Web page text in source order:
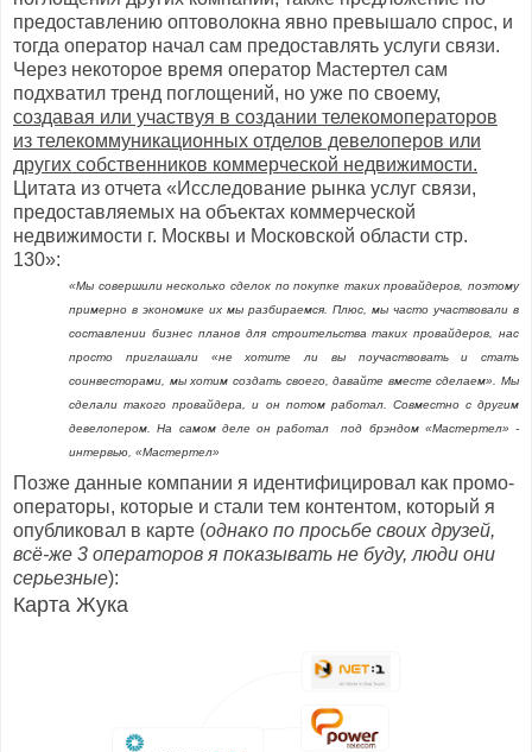
предоставлению оптоволокна явно превышало спрос, и
тогда оператор начал сам предоставлять услуги связи.
Через некоторое время оператор Мастертел сам
подхватил тренд поглощений, но уже по своему,
создавая или участвуя в создании телекомоператоров
из телекоммуникационных отделов девелоперов или
других собственников коммерческой недвижимости.
Цитата из отчета «Исследование рынка услуг связи,
предоставляемых на объектах коммерческой
недвижимости г. Москвы и Московской области стр.
130»:
«Мы совершили несколько сделок по покупке таких провайдеров, поэтому
примерно в экономике их мы разбираемся. Плюс, мы часто участвовали в
составлении бизнес планов для строительства таких провайдеров, нас
просто приглашали «не хотите ли вы поучаствовать и стать
соинвесторами, мы хотим создать своего, давайте вместе сделаем». Мы
сделали такого провайдера, и он потом работал. Совместно с другим
девелопером. На самом деле он работал под брэндом «Мастертел» -
интервью, «Мастертел»
Позже данные компании я идентифицировал как промо-
операторы, которые и стали тем контентом, который я
опубликовал в карте (однако по просьбе своих друзей,
всё-же 3 операторов я показывать не буду, люди они
серьезные):
Карта Жука